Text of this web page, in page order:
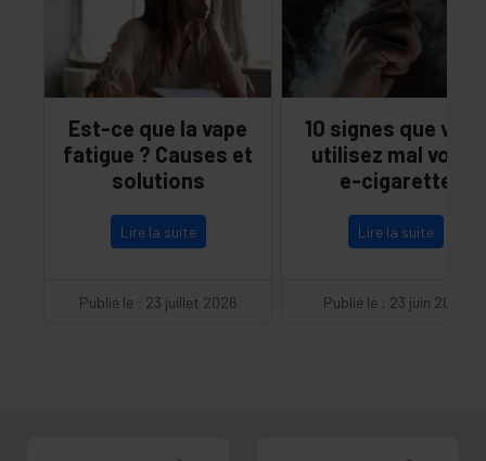
Est-ce que la vape
fatigue ? Causes et
solutions
Lire la suite
Publié le : 23 juillet 2026
10 signes que vous
utilisez mal votre
e-cigarette
Lire la suite
Publié le : 23 juin 2026